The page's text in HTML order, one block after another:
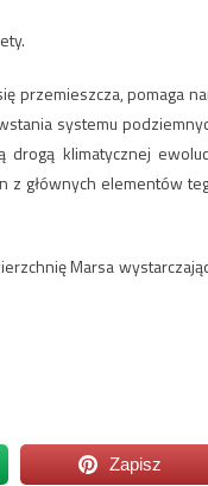
przemieszcza, pomaga
systemu
klimatycznej
z głównych elementów
Marsa
Zapisz